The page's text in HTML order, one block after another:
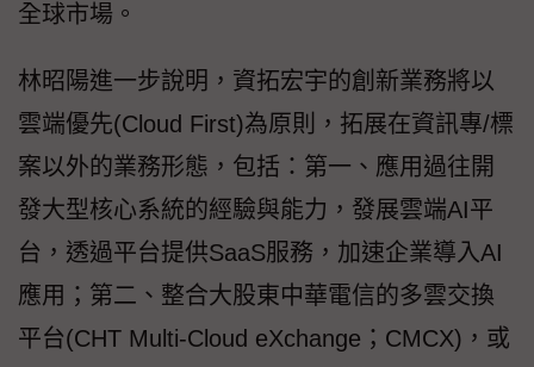
全球市場。
林昭陽進一步說明，資拓宏宇的創新業務將以
雲端優先(Cloud First)為原則，拓展在資訊專/標
案以外的業務形態，包括：第一、應用過往開
發大型核心系統的經驗與能力，發展雲端AI平
台，透過平台提供SaaS服務，加速企業導入AI
應用；第二、整合大股東中華電信的多雲交換
平台(CHT Multi-Cloud eXchange；CMCX)，或